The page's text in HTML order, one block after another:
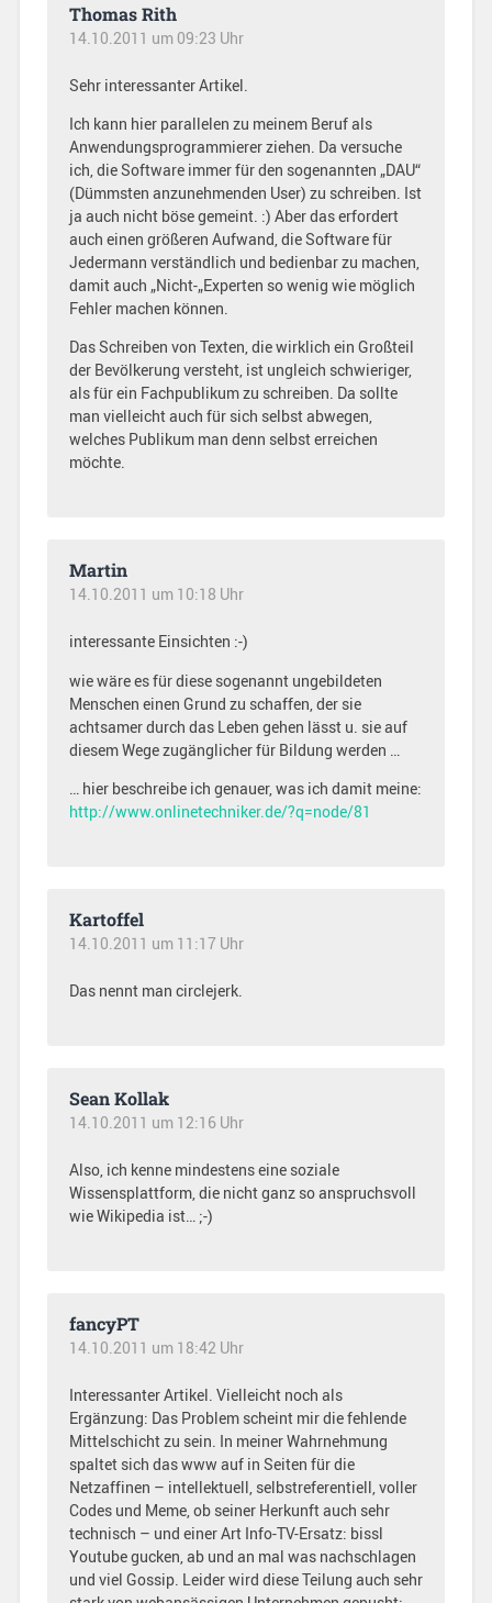
Thomas Rith
14.10.2011 um 09:23 Uhr
Sehr interessanter Artikel.
Ich kann hier parallelen zu meinem Beruf als
Anwendungsprogrammierer ziehen. Da versuche
ich, die Software immer für den sogenannten „DAU“
(Dümmsten anzunehmenden User) zu schreiben. Ist
ja auch nicht böse gemeint. :) Aber das erfordert
auch einen größeren Aufwand, die Software für
Jedermann verständlich und bedienbar zu machen,
damit auch „Nicht-„Experten so wenig wie möglich
Fehler machen können.
Das Schreiben von Texten, die wirklich ein Großteil
der Bevölkerung versteht, ist ungleich schwieriger,
als für ein Fachpublikum zu schreiben. Da sollte
man vielleicht auch für sich selbst abwegen,
welches Publikum man denn selbst erreichen
möchte.
Martin
14.10.2011 um 10:18 Uhr
interessante Einsichten :-)
wie wäre es für diese sogenannt ungebildeten
Menschen einen Grund zu schaffen, der sie
achtsamer durch das Leben gehen lässt u. sie auf
diesem Wege zugänglicher für Bildung werden …
… hier beschreibe ich genauer, was ich damit meine:
http://www.onlinetechniker.de/?q=node/81
Kartoffel
14.10.2011 um 11:17 Uhr
Das nennt man circlejerk.
Sean Kollak
14.10.2011 um 12:16 Uhr
Also, ich kenne mindestens eine soziale
Wissensplattform, die nicht ganz so anspruchsvoll
wie Wikipedia ist… ;-)
fancyPT
14.10.2011 um 18:42 Uhr
Interessanter Artikel. Vielleicht noch als
Ergänzung: Das Problem scheint mir die fehlende
Mittelschicht zu sein. In meiner Wahrnehmung
spaltet sich das www auf in Seiten für die
Netzaffinen – intellektuell, selbstreferentiell, voller
Codes und Meme, ob seiner Herkunft auch sehr
technisch – und einer Art Info-TV-Ersatz: bissl
Youtube gucken, ab und an mal was nachschlagen
und viel Gossip. Leider wird diese Teilung auch sehr